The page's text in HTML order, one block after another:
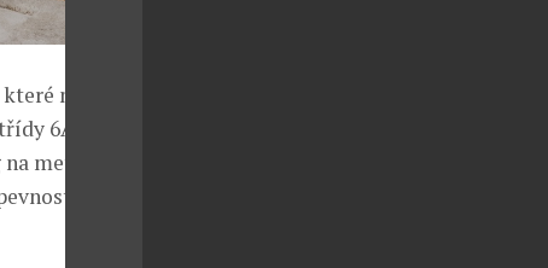
nabídku
6A, což je
metr